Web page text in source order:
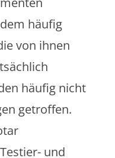
häufig
von ihnen
häufig nicht
getroffen.
und